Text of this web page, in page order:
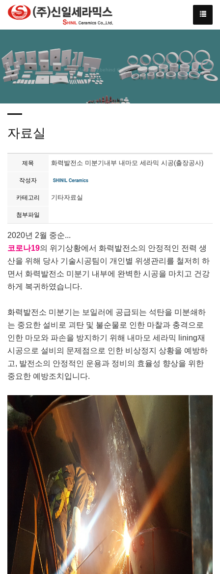
We have created a awesome theme
Far far away,behind the word mountains, far from the countries
자료실
제목 화력발전소 미분기내부 내마모 세라믹 시공(출장공사)
작성자
카테고리 기타자료실
첨부파일
2020년 2월 중순...
코로나19의 위기상황에서 화력발전소의 안정적인 전력 생
산을 위해 당사 기술시공팀이 개인별 위생관리를 철저히 하
면서 화력발전소 미분기 내부에 완벽한 시공을 마치고 건강
하게 복귀하였습니다.
화력발전소 미분기는 보일러에 공급되는 석탄을 미분쇄하
는 중요한 설비로 괴탄 및 불순물로 인한 마찰과 충격으로
인한 마모와 파손을 방지하기 위해 내마모 세라믹
lining재
시공으로 설비의 문제점으로 인한 비상정지 상황을 예방하
고, 발전소의 안정적인 운용과 정비의 효율성 향상을 위한
중요한 예방조치입니다.